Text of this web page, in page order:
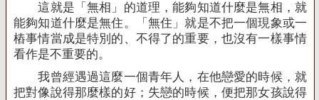
這就是「無相」的道理，能夠知道什麼是無相，就
能夠知道什麼是無住。「無住」就是不把一個現象或一
樁事情當成是特別的、不得了的重要，也沒有一樣事情
看作是不重要的。
我曾經遇過這麼一個青年人，在他戀愛的時候，就
把對像說得那麼樣的好；失戀的時候，便把那女孩說得